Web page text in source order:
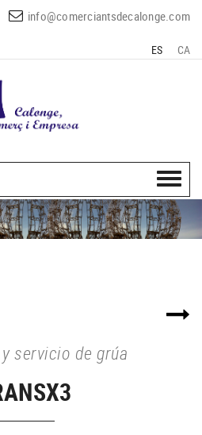
info@comerciantsdecalonge.com
ES CA
servicio de grúa